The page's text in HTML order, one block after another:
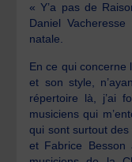
« Y’a pas de
Daniel
natale.
En ce qui concerne
et son style,
répertoire là, j’ai
musiciens qui
qui sont surtout
et Fabrice